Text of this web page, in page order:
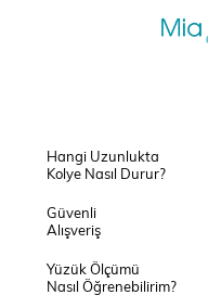
Hangi Uzunlukta
Kolye Nasıl Durur?
Güvenli
Alışveriş
Yüzük Ölçümü
Nasıl Öğrenebilirim?